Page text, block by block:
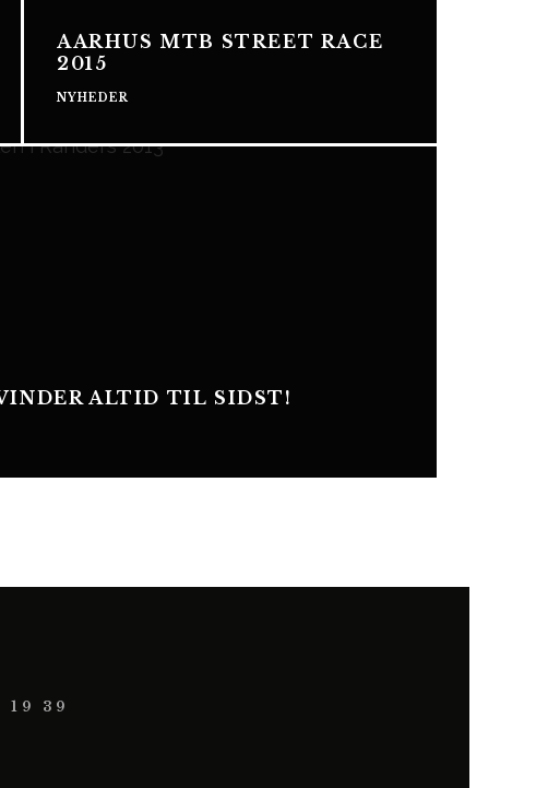
AARHUS MTB STREET RACE
2015
NYHEDER
ALTID TIL SIDST!
39